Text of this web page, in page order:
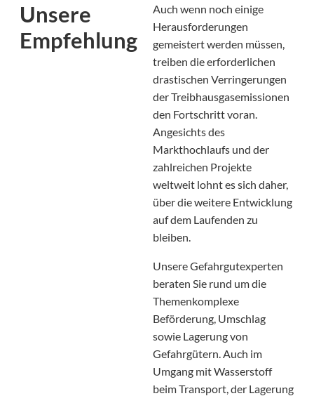
Unsere
Empfehlung
Auch wenn noch einige
Herausforderungen
gemeistert werden müssen,
treiben die erforderlichen
drastischen Verringerungen
der Treibhausgasemissionen
den Fortschritt voran.
Angesichts des
Markthochlaufs und der
zahlreichen Projekte
weltweit lohnt es sich daher,
über die weitere Entwicklung
auf dem Laufenden zu
bleiben.
Unsere Gefahrgutexperten
beraten Sie rund um die
Themenkomplexe
Beförderung, Umschlag
sowie Lagerung von
Gefahrgütern. Auch im
Umgang mit Wasserstoff
beim Transport, der Lagerung